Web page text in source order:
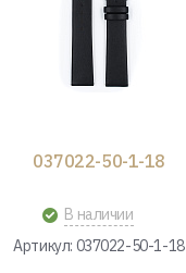
037022-50-1-18
В наличии
Артикул: 037022-50-1-18